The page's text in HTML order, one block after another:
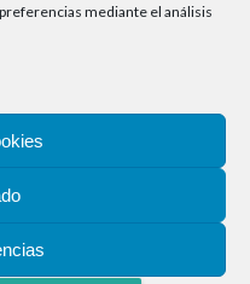
mediante el análisis
Todos los derechos